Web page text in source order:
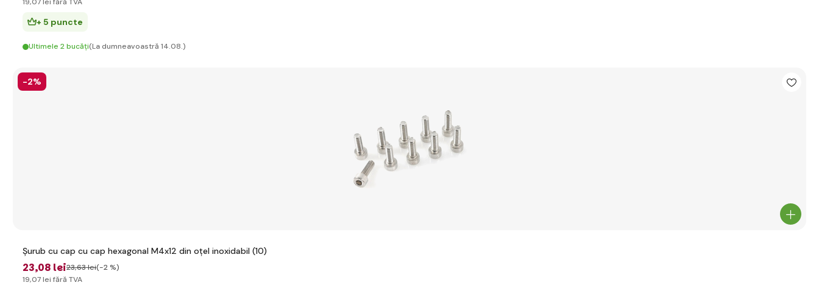
+ 5 puncte
Ultimele 2 bucăți(La dumneavoastră 14.08.)
-2%
Șurub cu cap cu cap hexagonal M4x12 din oțel inoxidabil (10)
23,08 lei23,63 lei(-2 %)
19,07 lei fără TVA